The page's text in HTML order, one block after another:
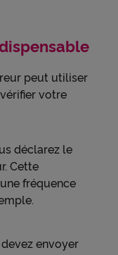
peut utiliser
votre
déclarez le
Cette
fréquence
envoyer